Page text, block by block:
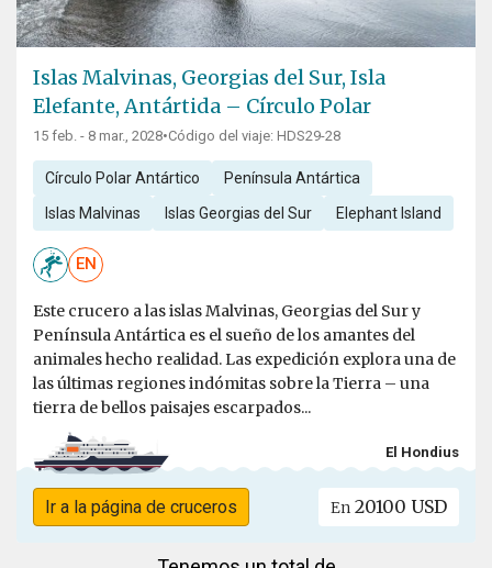
Islas Malvinas, Georgias del Sur, Isla
Elefante, Antártida – Círculo Polar
15 feb. - 8 mar., 2028•Código del viaje: HDS29-28
Círculo Polar Antártico Península Antártica
Islas Malvinas Islas Georgias del Sur Elephant Island
EN
Este crucero a las islas Malvinas, Georgias del Sur y
Península Antártica es el sueño de los amantes del
animales hecho realidad. Las expedición explora una de
las últimas regiones indómitas sobre la Tierra – una
tierra de bellos paisajes escarpados...
El Hondius
Ir a la página de cruceros En 20100 USD